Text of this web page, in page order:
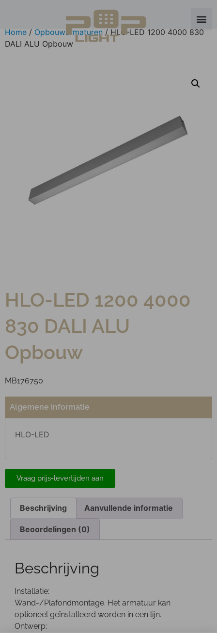
Home / Opbouwarmaturen / HLO-LED 1200 4000 830
DALI ALU Opbouw
HLO-LED 1200 4000
830 DALI ALU
Opbouw
MB176750
Algemene informatie
HLO-LED
Vraag prijs-levertijden aan
Beschrijving Aanvullende informatie
Beoordelingen (0)
Beschrijving
Installatie:
Wand-/Plafondmontage. Het armatuur kan
optioneel geïnstalleerd worden in een lijn.
Ontwerp: